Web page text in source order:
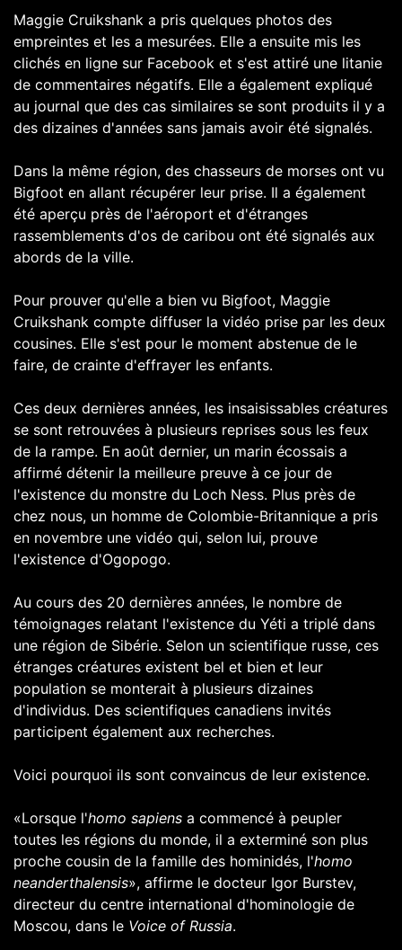
Maggie Cruikshank a pris quelques photos des
empreintes et les a mesurées. Elle a ensuite mis les
clichés en ligne sur Facebook et s'est attiré une litanie
de commentaires négatifs. Elle a également expliqué
au journal que des cas similaires se sont produits il y a
des dizaines d'années sans jamais avoir été signalés.
Dans la même région, des chasseurs de morses ont vu
Bigfoot en allant récupérer leur prise. Il a également
été aperçu près de l'aéroport et d'étranges
rassemblements d'os de caribou ont été signalés aux
abords de la ville.
Pour prouver qu'elle a bien vu Bigfoot, Maggie
Cruikshank compte diffuser la vidéo prise par les deux
cousines. Elle s'est pour le moment abstenue de le
faire, de crainte d'effrayer les enfants.
Ces deux dernières années, les insaisissables créatures
se sont retrouvées à plusieurs reprises sous les feux
de la rampe. En août dernier, un marin écossais a
affirmé détenir la meilleure preuve à ce jour de
l'existence du monstre du Loch Ness. Plus près de
chez nous, un homme de Colombie-Britannique a pris
en novembre une vidéo qui, selon lui, prouve
l'existence d'Ogopogo.
Au cours des 20 dernières années, le nombre de
témoignages relatant l'existence du Yéti a triplé dans
une région de Sibérie. Selon un scientifique russe, ces
étranges créatures existent bel et bien et leur
population se monterait à plusieurs dizaines
d'individus. Des scientifiques canadiens invités
participent également aux recherches.
Voici pourquoi ils sont convaincus de leur existence.
«Lorsque l'homo sapiens a commencé à peupler
toutes les régions du monde, il a exterminé son plus
proche cousin de la famille des hominidés, l'homo
neanderthalensis», affirme le docteur Igor Burstev,
directeur du centre international d'hominologie de
Moscou, dans le Voice of Russia.